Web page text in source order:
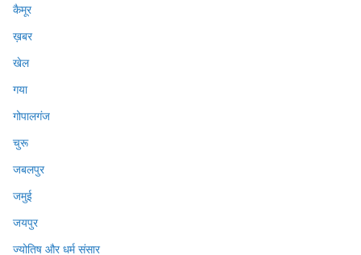
कैमूर
ख़बर
खेल
गया
गोपालगंज
चुरू
जबलपुर
जमुई
जयपुर
ज्योतिष और धर्म संसार